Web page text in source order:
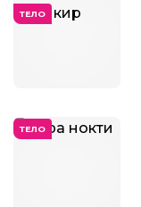
ТЕЛО
ТЕЛО